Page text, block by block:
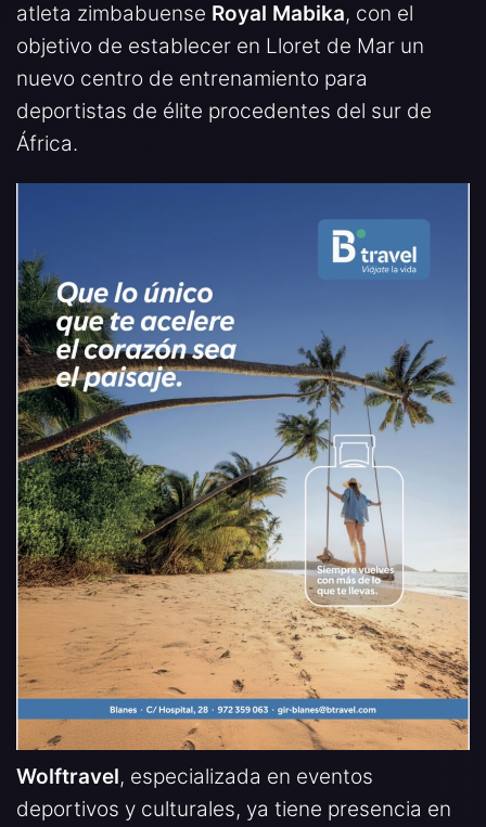
atleta zimbabuense Royal Mabika, con el
objetivo de establecer en Lloret de Mar un
nuevo centro de entrenamiento para
deportistas de élite procedentes del sur de
África.
Wolftravel, especializada en eventos
deportivos y culturales, ya tiene presencia en